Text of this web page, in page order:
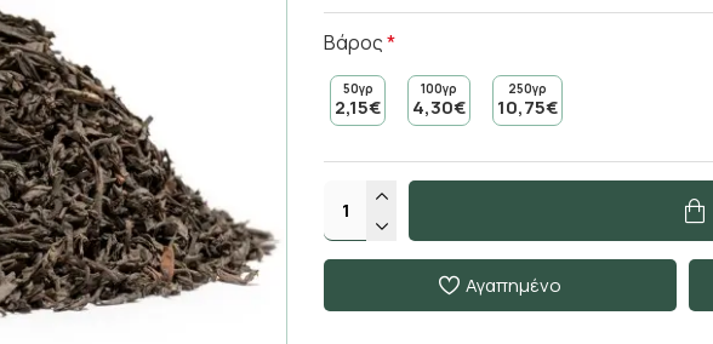
Βάρος
50γρ
2,15€
100γρ
4,30€
250γρ
10,75€
Αγαπημένο